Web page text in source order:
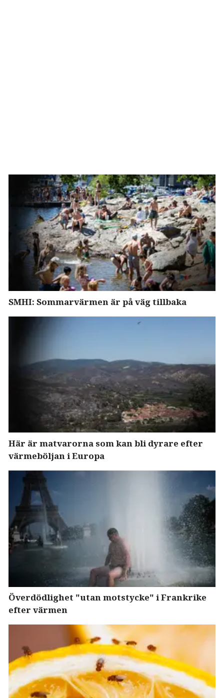
SMHI: Sommarvärmen är på väg tillbaka
Här är matvarorna som kan bli dyrare efter
värmeböljan i Europa
Överdödlighet "utan motstycke" i Frankrike
efter värmen